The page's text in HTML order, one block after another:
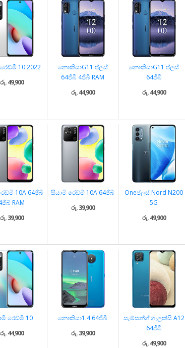
10 2022
රු. 49,900
නොකියාG11 ප්ලස්
64ජීබී 4ජීබී RAM
රු. 44,900
නොකියාG11 ප්ලස්
64ජීබී
රු. 44,900
10A 64ජීබී
RAM
රු. 39,900
සියාමි රෙඩ්මි 10A 64ජීබී
රු. 39,900
Oneප්ලස් Nord N200
5G
රු. 49,900
රෙඩ්මි 10
රු. 44,900
නොකියා1.4 64ජීබී
රු. 39,900
සැම්සන්ග් ගැලක්සි A12
64ජීබී
රු. 49,900